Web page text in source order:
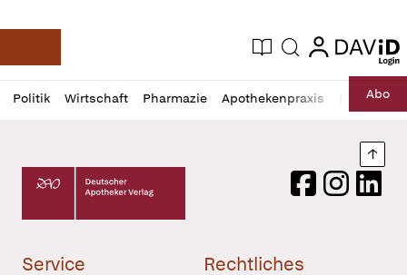
Deutsche Apotheker Zeitung
Aktuelle Ausgabe
Suche login
login
Politik Wirtschaft Pharmazie Apothekenpraxis RechtAbo
Profil
öffnen
Daz
Pur
Deutscher Apotheker Verlag Logo
FacebookInstagram
Service Rechtliches